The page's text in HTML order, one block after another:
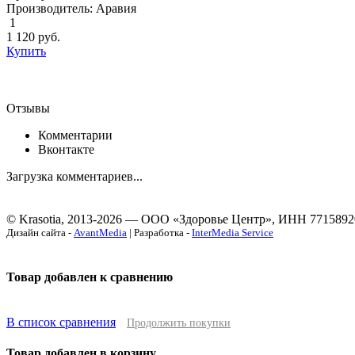
Производитель: Аравия
1
1 120 руб.
Купить
Отзывы
Комментарии
Вконтакте
Загрузка комментариев...
© Krasotia, 2013-2026 — ООО «Здоровье Центр», ИНН
Дизайн сайта - AvantMedia | Разработка - InterMedia Service
Товар добавлен к сравнению
В список сравнения Продолжить покупки